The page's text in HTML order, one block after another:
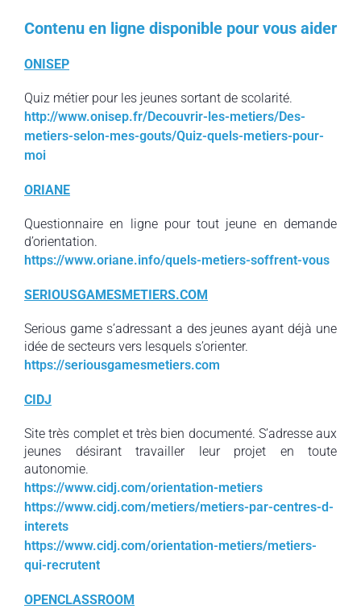
Contenu en ligne disponible pour vous aider
ONISEP
Quiz métier pour les jeunes sortant de scolarité.
http://www.onisep.fr/Decouvrir-les-metiers/Des-
metiers-selon-mes-gouts/Quiz-quels-metiers-pour-
moi
ORIANE
Questionnaire en ligne pour tout jeune en demande
d’orientation.
https://www.oriane.info/quels-metiers-soffrent-vous
SERIOUSGAMESMETIERS.COM
Serious game s’adressant a des jeunes ayant déjà une
idée de secteurs vers lesquels s’orienter.
https://seriousgamesmetiers.com
CIDJ
Site très complet et très bien documenté. S’adresse aux
jeunes désirant travailler leur projet en toute
autonomie.
https://www.cidj.com/orientation-metiers
https://www.cidj.com/metiers/metiers-par-centres-d-
interets
https://www.cidj.com/orientation-metiers/metiers-
qui-recrutent
OPENCLASSROOM